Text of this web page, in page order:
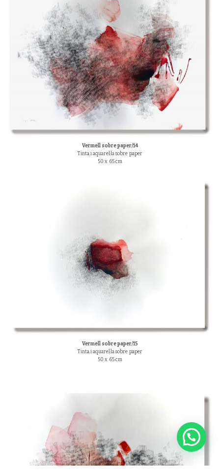
Vermell sobre paper/14
Tinta i aquarel·la sobre paper
50 x 65 cm
Vermell sobre paper/15
Tinta i aquarel·la sobre paper
50 x 65 cm